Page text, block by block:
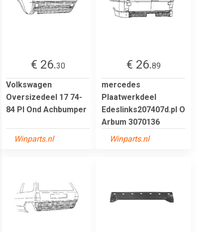
€ 26.30
Volkswagen
Oversizedeel 17 74-
84 Pl Ond Achbumper
Winparts.nl
€ 26.89
mercedes
Plaatwerkdeel
Edeslinks207407d.pl O
Arbum 3070136
Winparts.nl